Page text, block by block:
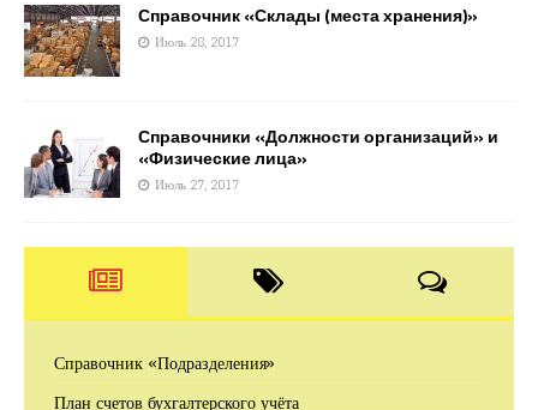
Справочник «Склады (места хранения)»
Июль 28, 2017
Справочники «Должности организаций» и
«Физические лица»
Июль 27, 2017
Справочник «Подразделения»
План счетов бухгалтерского учёта